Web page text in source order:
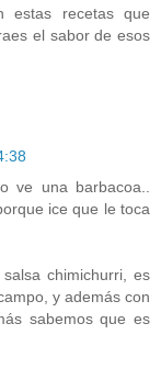
estas recetas que
el sabor de esos
ve una barbacoa..
ice que le toca
chimichurri, es
y además con
sabemos que es